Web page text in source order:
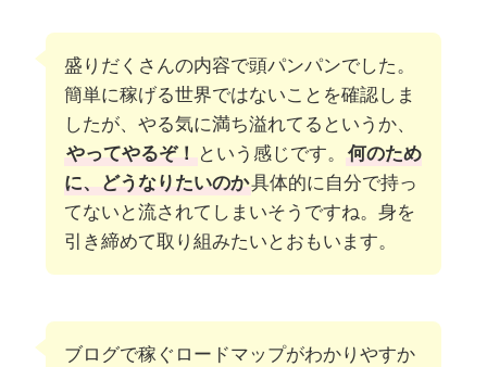
盛りだくさんの内容で頭パンパンでした。
簡単に稼げる世界ではないことを確認しま
したが、やる気に満ち溢れてるというか、
やってやるぞ！
という感じです。
何のため
に、どうなりたいのか具体的に自分で持っ
てないと流されてしまいそうですね。身を
引き締めて取り組みたいとおもいます。
ブログで稼ぐロードマップがわかりやすか